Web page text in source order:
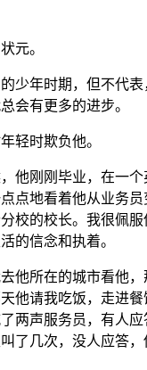
元。
少年时期，但不代
会有更多的进步。
轻时欺负他。
他刚刚毕业，在一
点地看着他从业务
校的校长。我很佩
的信念和执着。
他所在的城市看他
他请我吃饭，走进
两声服务员，有人
了几次，没人应答